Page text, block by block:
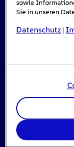
#Solarenergie
sowie
Sie in unseren
Datenschutz |